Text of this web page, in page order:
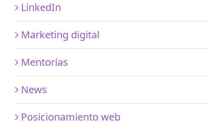
LinkedIn
Marketing digital
Mentorías
News
Posicionamiento web